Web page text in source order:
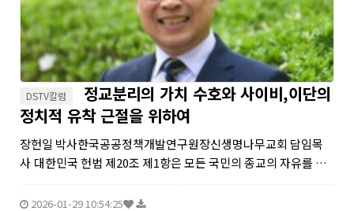
DSTV칼럼
정교분리의 가치 수호와 사이비,이단의
정치적 유착 근절을 위하여
장헌일 박사한국공공정책개발연구원장신생명나무교회 담임목
사 대한민국 헌법 제20조 제1항은 모든 국민의 종교의 자유를 보
교와 정치는 분리된다"고 명시하고 있다. 이는 근대 민주주의가
2026-01-29 10:54:25